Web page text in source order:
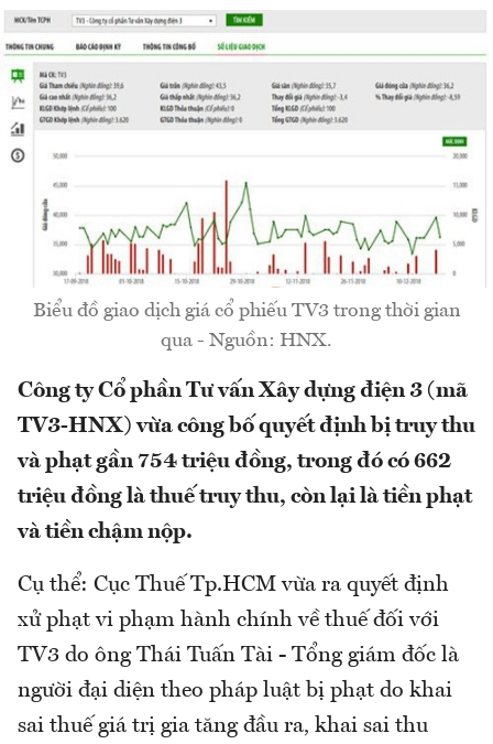
Biểu đồ giao dịch giá cổ phiếu TV3 trong thời gian
qua - Nguồn: HNX.
Công ty Cổ phần Tư vấn Xây dựng điện 3 (mã
TV3-HNX) vừa công bố quyết định bị truy thu
và phạt gần 754 triệu đồng, trong đó có 662
triệu đồng là thuế truy thu, còn lại là tiền phạt
và tiền chậm nộp.
Cụ thể: Cục Thuế Tp.HCM vừa ra quyết định
xử phạt vi phạm hành chính về thuế đối với
TV3 do ông Thái Tuấn Tài - Tổng giám đốc là
người đại diện theo pháp luật bị phạt do khai
sai thuế giá trị gia tăng đầu ra, khai sai thu